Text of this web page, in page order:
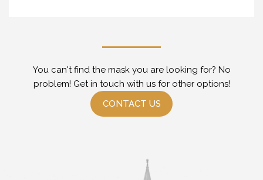
You can't find the mask you are looking for? No
problem! Get in touch with us for other options!
CONTACT US